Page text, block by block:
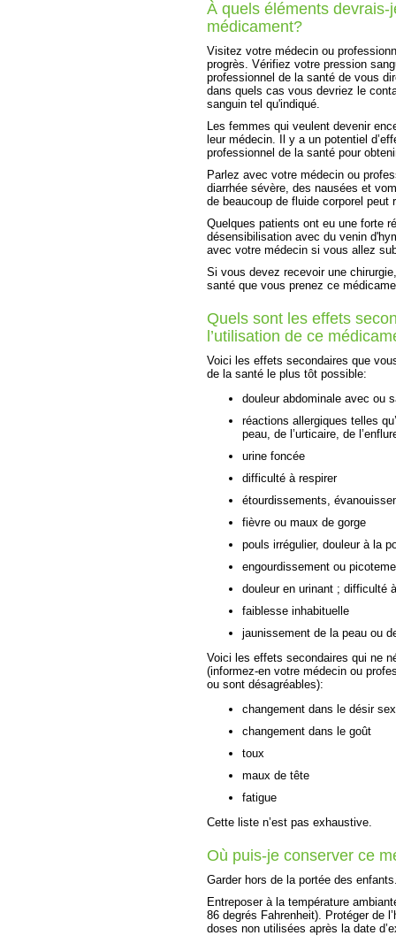
À quels éléments
médicament?
Visitez votre médecin ou
progrès. Vérifiez votre pression
professionnel de la santé de vous
dans quels cas vous devriez le
sanguin tel qu'indiqué.
Les femmes qui veulent devenir
leur médecin. Il y a un potentiel
professionnel de la santé pour
Parlez avec votre médecin ou
diarrhée sévère, des nausées et
de beaucoup de fluide corporel peut
Quelques patients ont eu une forte
désensibilisation avec du venin
avec votre médecin si vous allez
Si vous devez recevoir une
santé que vous prenez ce
Quels sont les effets
l’utilisation de ce
Voici les effets secondaires que
de la santé le plus tôt possible:
douleur abdominale avec ou
réactions allergiques telles
peau, de l’urticaire, de
urine foncée
difficulté à respirer
étourdissements,
fièvre ou maux de gorge
pouls irrégulier, douleur à la
engourdissement ou
douleur en urinant ; difficulté
faiblesse inhabituelle
jaunissement de la peau ou
Voici les effets secondaires qui ne
(informez-en votre médecin ou
ou sont désagréables):
changement dans le désir
changement dans le goût
toux
maux de tête
fatigue
Cette liste n’est pas exhaustive.
Où puis-je conserver ce
Garder hors de la portée des
Entreposer à la température
86 degrés Fahrenheit). Protéger de
doses non utilisées après la date